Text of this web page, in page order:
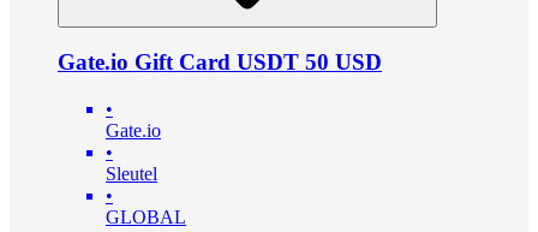
Gate.io Gift Card USDT 50 USD
•
Gate.io
•
Sleutel
•
GLOBAL